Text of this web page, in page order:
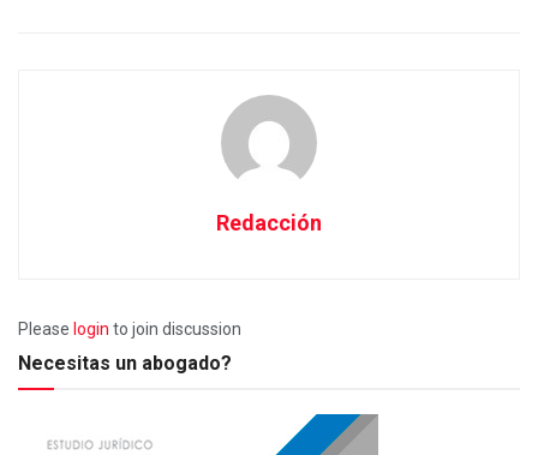
Redacción
Please login to join discussion
Necesitas un abogado?